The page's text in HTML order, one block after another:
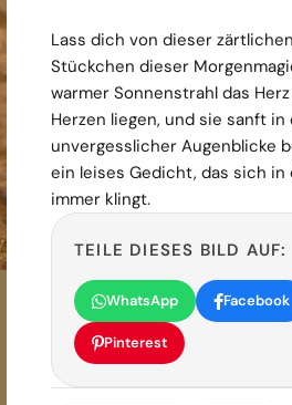
Lass dich von dieser
Stückchen dieser
warmer Sonnenstrahl das
Herzen liegen, und sie sanft
unvergesslicher Augenblicke
ein leises Gedicht, das sich
immer klingt.
TEILE DIESES BILD AUF:
WhatsApp Facebook
Pinterest